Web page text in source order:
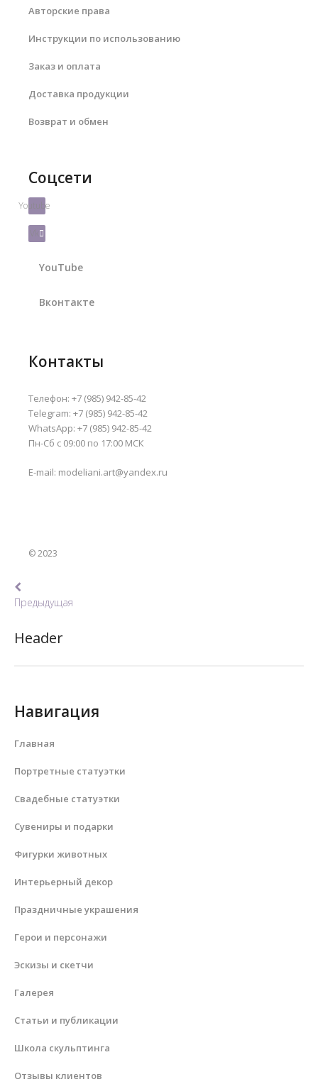
Авторские права
Инструкции по использованию
Заказ и оплата
Доставка продукции
Возврат и обмен
Соцсети
Youtube
Vk
YouTube
Вконтакте
Контакты
Телефон: +7 (985) 942-85-42
Telegram: +7 (985) 942-85-42
WhatsApp: +7 (985) 942-85-42
Пн-Сб с 09:00 по 17:00 МСК
E-mail: modeliani.art@yandex.ru
© 2023
Навигация
по
Предыдущая
Предыдущая
Header
Навигация
Главная
Портретные статуэтки
Свадебные статуэтки
Сувениры и подарки
Фигурки животных
Интерьерный декор
Праздничные украшения
Герои и персонажи
Эскизы и скетчи
Галерея
Статьи и публикации
Школа скульптинга
Отзывы клиентов